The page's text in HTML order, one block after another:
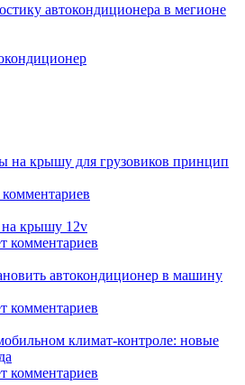
автокондиционера в мегионе
на крышу для грузовиков принцип
крышу 12v
комментариев
автокондиционер в машину
комментариев
климат-контроле: новые
комментариев